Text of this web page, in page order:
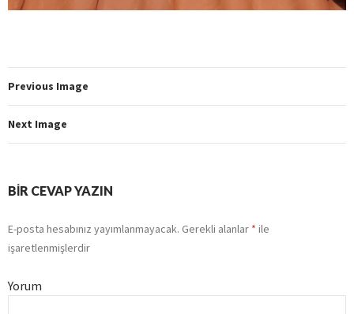
Previous Image
Next Image
BIR CEVAP YAZIN
E-posta hesabınız yayımlanmayacak. Gerekli alanlar * ile
işaretlenmişlerdir
Yorum